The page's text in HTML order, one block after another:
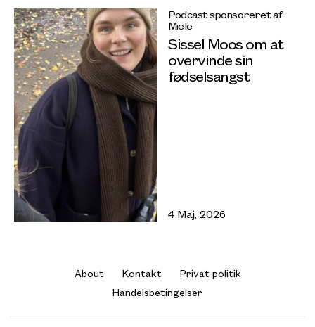
Podcast sponsoreret af
Miele
Sissel Moos om at
overvinde sin
fødselsangst
4 Maj, 2026
About Kontakt
Privat politik
Handelsbetingelser